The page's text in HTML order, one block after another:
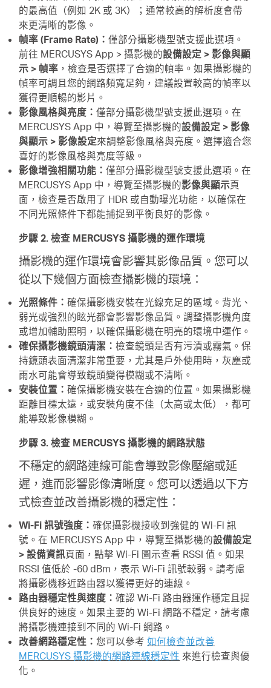
點
的最高值（例如 2K 或 3K）；通常較高的解析度會帶
來更清晰的影像。
幀率 (Frame Rate)：僅部分攝影機型號支援此選項。
前往 MERCUSYS App > 攝影機的設備設定 > 影像與顯
示 > 幀率 ，檢查是否選擇了合適的幀率。如果攝影機的
幀率可調且您的網路頻寬足夠，建議設置較高的幀率以
獲得更順暢的影片。
影像風格與亮度：僅部分攝影機型號支援此選項。在
MERCUSYS App 中，導覽至攝影機的設備設定 > 影像
與顯示 > 影像設定來調整影像風格與亮度。選擇適合您
喜好的影像風格與亮度等級。
影像增強相關功能：僅部分攝影機型號支援此選項。在
MERCUSYS App 中，導覽至攝影機的影像與顯示頁
面，檢查是否啟用了 HDR 或自動曝光功能，以確保在
不同光照條件下都能捕捉到平衡良好的影像。
步驟 2. 檢查 MERCUSYS 攝影機的運作環境
攝影機的運作環境會影響其影像品質。您可以
從以下幾個方面檢查攝影機的環境：
光照條件：確保攝影機安裝在光線充足的區域。背光、
弱光或強烈的眩光都會影響影像品質。調整攝影機角度
或增加輔助照明，以確保攝影機在明亮的環境中運作。
確保攝影機鏡頭清潔：檢查鏡頭是否有污漬或霧氣。保
持鏡頭表面清潔非常重要，尤其是戶外使用時，灰塵或
雨水可能會導致鏡頭變得模糊或不清晰。
安裝位置：確保攝影機安裝在合適的位置。如果攝影機
距離目標太遠，或安裝角度不佳（太高或太低），都可
能導致影像模糊。
步驟 3. 檢查 MERCUSYS 攝影機的網路狀態
不穩定的網路連線可能會導致影像壓縮或延
遲，進而影響影像清晰度。您可以透過以下方
式檢查並改善攝影機的穩定性：
Wi-Fi 訊號強度：確保攝影機接收到強健的 Wi-Fi 訊
號。在 MERCUSYS App 中，導覽至攝影機的設備設定
> 設備資訊頁面，點擊 Wi-Fi 圖示查看 RSSI 值。如果
RSSI 值低於 -60 dBm，表示 Wi-Fi 訊號較弱。請考慮
將攝影機移近路由器以獲得更好的連線。
路由器穩定性與速度：確認 Wi-Fi 路由器運作穩定且提
供良好的速度。如果主要的 Wi-Fi 網路不穩定，請考慮
將攝影機連接到不同的 Wi-Fi 網路。
改善網路穩定性：您可以參考如何檢查並改善
MERCUSYS 攝影機的網路連線穩定性 來進行檢查與優
化。